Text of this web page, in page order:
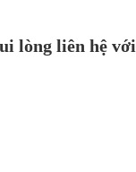
lòng liên hệ với